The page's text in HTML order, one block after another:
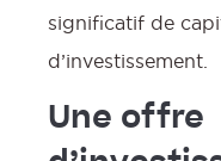
significatif de
d’investissement.
Une offre